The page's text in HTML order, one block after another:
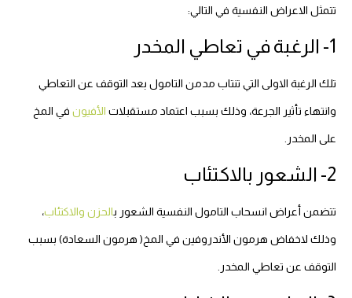
تتمثل الاعراض النفسية في التالي:
1- الرغبة في تعاطي المخدر
تلك الرغبة الاولى التي تنتاب مدمن التامول بعد التوقف عن التعاطي
وانتهاء تأثير الجرعة، وذلك بسبب اعتماد مستقبلات الأفيون في المخ
على المخدر.
2- الشعور بالاكتئاب
تتضمن أعراض انسحاب التامول النفسية الشعور بالحزن والاكتئاب،
وذلك لاخفاض هرمون الأندروفين في المخ( هرمون السعادة) بسبب
التوقف عن تعاطي المخدر.